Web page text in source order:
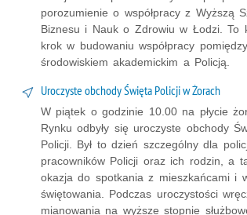
porozumienie o współpracy z Wyższą
Biznesu i Nauk o Zdrowiu w Łodzi. To
krok w budowaniu współpracy pomiędzy
środowiskiem akademickim a Policją.
Uroczyste obchody Święta Policji w Żorach
W piątek o godzinie 10.00 na płycie
Rynku odbyły się uroczyste obchody
Policji. Był to dzień szczególny dla
pracowników Policji oraz ich rodzin, a
okazja do spotkania z mieszkańcami i
świętowania. Podczas uroczystości
mianowania na wyższe stopnie